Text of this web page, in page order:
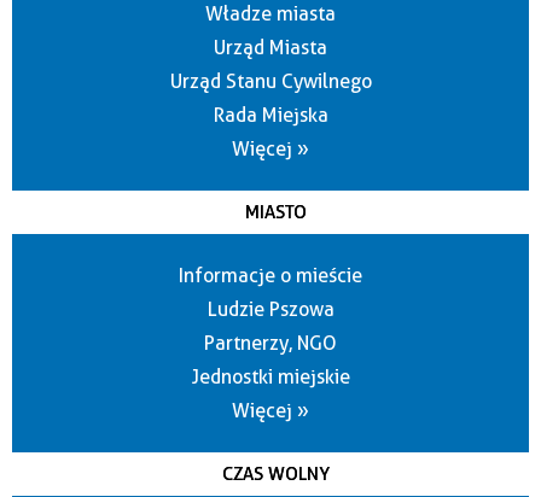
Władze miasta
Urząd Miasta
Urząd Stanu Cywilnego
Rada Miejska
Więcej »
MIASTO
Informacje o mieście
Ludzie Pszowa
Partnerzy, NGO
Jednostki miejskie
Więcej »
CZAS WOLNY